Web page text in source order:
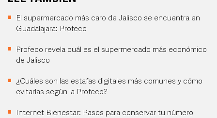
El supermercado más caro de Jalisco se encuentra en
Guadalajara: Profeco
Profeco revela cuál es el supermercado más económico
de Jalisco
¿Cuáles son las estafas digitales más comunes y cómo
evitarlas según la Profeco?
Internet Bienestar: Pasos para conservar tu número